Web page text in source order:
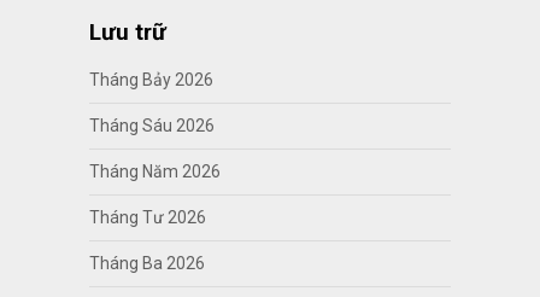
Lưu trữ
Tháng Bảy 2026
Tháng Sáu 2026
Tháng Năm 2026
Tháng Tư 2026
Tháng Ba 2026